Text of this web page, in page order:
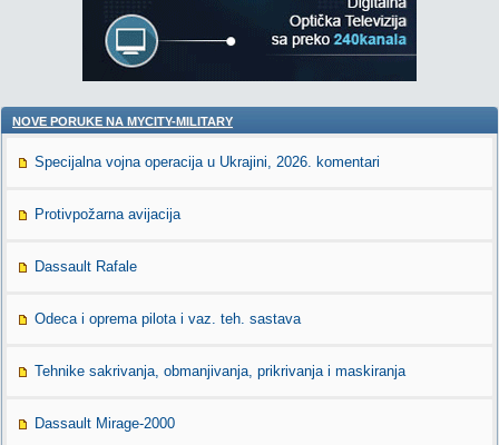
NOVE PORUKE NA MYCITY-MILITARY
Specijalna vojna operacija u Ukrajini, 2026. komentari
Protivpožarna avijacija
Dassault Rafale
Odeca i oprema pilota i vaz. teh. sastava
Tehnike sakrivanja, obmanjivanja, prikrivanja i maskiranja
Dassault Mirage-2000